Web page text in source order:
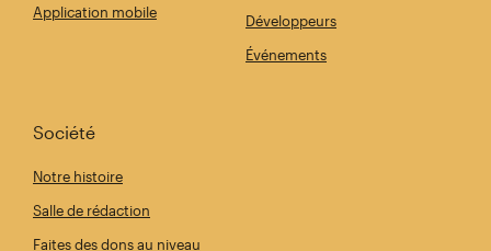
Application mobile
Développeurs
Événements
Société
Notre histoire
Salle de rédaction
Faites des dons au niveau